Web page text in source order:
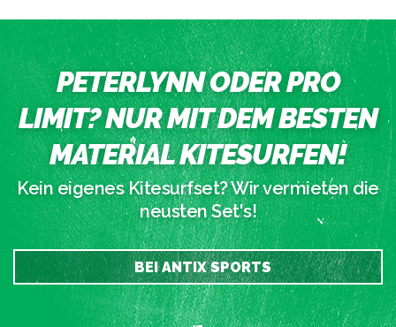
PETERLYNN ODER PRO
LIMIT? NUR MIT DEM BESTEN
MATERIAL KITESURFEN!
Kein eigenes Kitesurfset? Wir vermieten die
neusten Set's!
BEI ANTIX SPORTS